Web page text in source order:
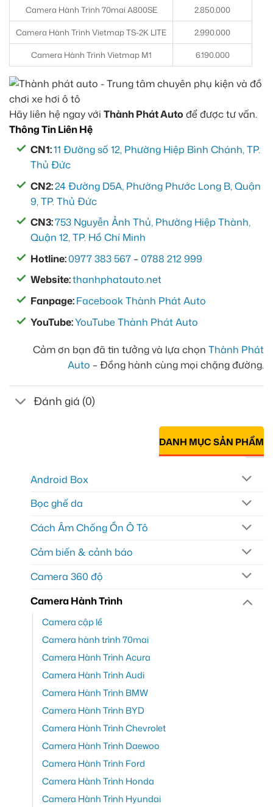
Camera Hành Trình 70mai A800SE 2.850.000
Camera Hành Trình Vietmap TS-2K LITE 2.990.000
Camera Hành Trình Vietmap M1 6.190.000
Hãy liên hệ ngay với Thành Phát Auto để được tư vấn.
Thông Tin Liên Hệ
CN1:11 Đường số 12, Phường Hiệp Bình Chánh, TP.
Thủ Đức
CN2:24 Đường D5A, Phường Phước Long B, Quận
9, TP. Thủ Đức
CN3:753 Nguyễn Ảnh Thủ, Phường Hiệp Thành,
Quận 12, TP. Hồ Chí Minh
Hotline:0977 383 567 –0788 212 999
Website:thanhphatauto.net
Fanpage:Facebook Thành Phát Auto
YouTube:YouTube Thành Phát Auto
Cảm ơn bạn đã tin tưởng và lựa chọn Thành Phát
Auto – Đồng hành cùng mọi chặng đường.
Đánh giá (0)
DANH MỤC SẢN PHẨM
Android Box
Bọc ghế da
Cách Âm Chống Ồn Ô Tô
Cảm biến & cảnh báo
Camera 360 độ
Camera Hành Trình
Camera cập lề
Camera hành trình 70mai
Camera Hành Trình Acura
Camera Hành Trình Audi
Camera Hành Trình BMW
Camera Hành Trình BYD
Camera Hành Trình Chevrolet
Camera Hành Trình Daewoo
Camera Hành Trình Ford
Camera Hành Trình Honda
Camera Hành Trình Hyundai